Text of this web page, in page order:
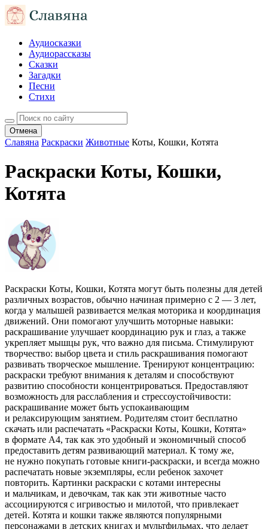
Аудиосказки
Аудиорассказы
Сказки
Загадки
Песни
Стихи
Отмена
Славяна Раскраски Животные Коты, Кошки, Котята
Раскраски Коты, Кошки,
Котята
Раскраски Коты, Кошки, Котята могут быть полезны для детей
различных возрастов, обычно начиная примерно с 2 — 3 лет,
когда у малышей развивается мелкая моторика и координация
движений. Они помогают улучшить моторные навыки:
раскрашивание улучшает координацию рук и глаз, а также
укрепляет мышцы рук, что важно для письма. Стимулируют
творчество: выбор цвета и стиль раскрашивания помогают
развивать творческое мышление. Тренируют концентрацию:
раскраски требуют внимания к деталям и способствуют
развитию способности концентрироваться. Предоставляют
возможность для расслабления и стрессоустойчивости:
раскрашивание может быть успокаивающим
и релаксирующим занятием. Родителям стоит бесплатно
скачать или распечатать «Раскраски Коты, Кошки, Котята»
в формате A4, так как это удобный и экономичный способ
предоставить детям развивающий материал. К тому же,
не нужно покупать готовые книги-раскраски, и всегда можно
распечатать новые экземпляры, если ребенок захочет
повторить. Картинки раскраски с котами интересны
и мальчикам, и девочкам, так как эти животные часто
ассоциируются с игривостью и милотой, что привлекает
детей. Котята и кошки также являются популярными
персонажами в детских книгах и мультфильмах, что делает